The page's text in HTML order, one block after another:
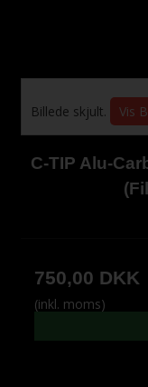
Billede skjult. Vis
C-TIP Alu-
750,00 DKK
(inkl. moms)